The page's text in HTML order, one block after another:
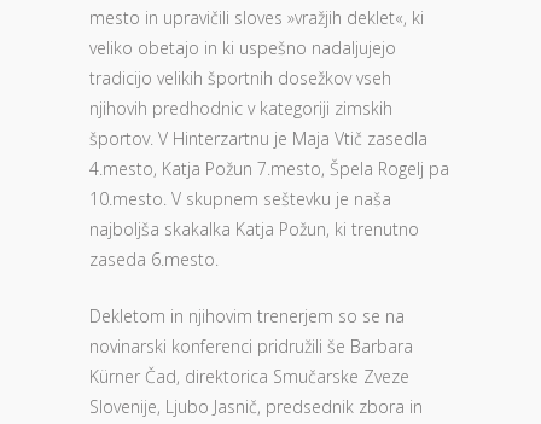
mesto in upravičili sloves »vražjih deklet«, ki
veliko obetajo in ki uspešno nadaljujejo
tradicijo velikih športnih dosežkov vseh
njihovih predhodnic v kategoriji zimskih
športov. V Hinterzartnu je Maja Vtič zasedla
4.mesto, Katja Požun 7.mesto, Špela Rogelj pa
10.mesto. V skupnem seštevku je naša
najboljša skakalka Katja Požun, ki trenutno
zaseda 6.mesto.
Dekletom in njihovim trenerjem so se na
novinarski konferenci pridružili še Barbara
Kürner Čad, direktorica Smučarske Zveze
Slovenije, Ljubo Jasnič, predsednik zbora in